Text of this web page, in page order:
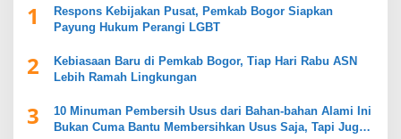
1
Respons Kebijakan Pusat, Pemkab Bogor Siapkan
Payung Hukum Perangi LGBT
2
Kebiasaan Baru di Pemkab Bogor, Tiap Hari Rabu ASN
Lebih Ramah Lingkungan
3
10 Minuman Pembersih Usus dari Bahan-bahan Alami Ini
Bukan Cuma Bantu Membersihkan Usus Saja, Tapi Juga